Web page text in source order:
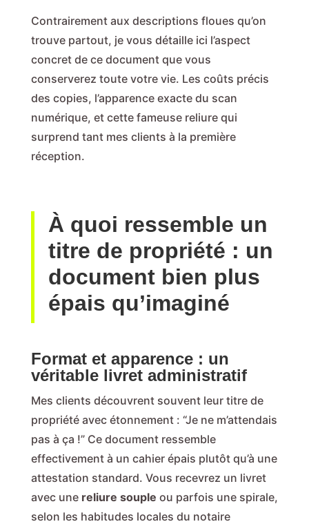
Contrairement aux descriptions floues qu’on
trouve partout, je vous détaille ici l’aspect
concret de ce document que vous
conserverez toute votre vie. Les coûts précis
des copies, l’apparence exacte du scan
numérique, et cette fameuse reliure qui
surprend tant mes clients à la première
réception.
À quoi ressemble un
titre de propriété : un
document bien plus
épais qu’imaginé
Format et apparence : un
véritable livret administratif
Mes clients découvrent souvent leur titre de
propriété avec étonnement : “Je ne m’attendais
pas à ça !” Ce document ressemble
effectivement à un cahier épais plutôt qu’à une
attestation standard. Vous recevrez un livret
avec une reliure souple ou parfois une spirale,
selon les habitudes locales du notaire